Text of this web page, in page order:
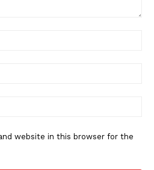
website in this browser for the